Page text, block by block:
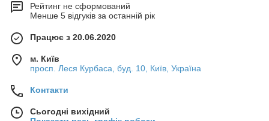
Рейтинг не сформований
Менше 5 відгуків за останній рік
Працює з 20.06.2020
м. Київ
просп. Леся Курбаса, буд. 10, Київ, Україна
Контакти
Сьогодні вихідний